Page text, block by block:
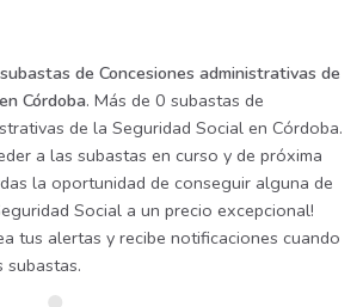
subastas de Concesiones administrativas de
Córdoba. Más de 0 subastas de
de la Seguridad Social en Córdoba.
a las subastas en curso y de próxima
la oportunidad de conseguir alguna de
Social a un precio excepcional!
tus alertas y recibe notificaciones cuando
subastas.